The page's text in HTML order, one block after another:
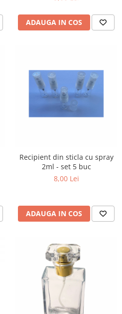
ADAUGA IN COS
Recipient din sticla cu spray
2ml - set 5 buc
8,00 Lei
ADAUGA IN COS